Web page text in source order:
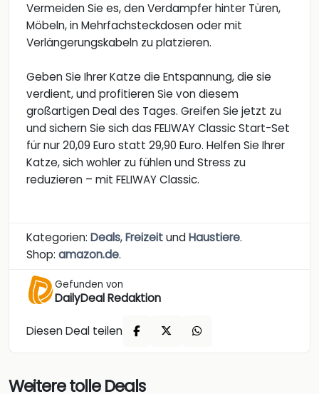
Vermeiden Sie es, den Verdampfer hinter Türen,
Möbeln, in Mehrfachsteckdosen oder mit
Verlängerungskabeln zu platzieren.
Geben Sie Ihrer Katze die Entspannung, die sie
verdient, und profitieren Sie von diesem
großartigen Deal des Tages. Greifen Sie jetzt zu
und sichern Sie sich das FELIWAY Classic Start-Set
für nur 20,09 Euro statt 29,90 Euro. Helfen Sie Ihrer
Katze, sich wohler zu fühlen und Stress zu
reduzieren – mit FELIWAY Classic.
Kategorien: Deals,FreizeitundHaustiere.
Shop: amazon.de.
Gefunden von
DailyDeal Redaktion
Diesen Deal teilen
Weitere tolle Deals